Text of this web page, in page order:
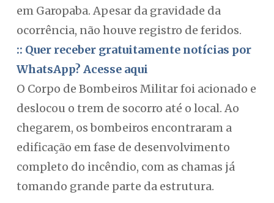
em Garopaba. Apesar da gravidade da
ocorrência, não houve registro de feridos.
:: Quer receber gratuitamente notícias por
WhatsApp? Acesse aqui
O Corpo de Bombeiros Militar foi acionado e
deslocou o trem de socorro até o local. Ao
chegarem, os bombeiros encontraram a
edificação em fase de desenvolvimento
completo do incêndio, com as chamas já
tomando grande parte da estrutura.